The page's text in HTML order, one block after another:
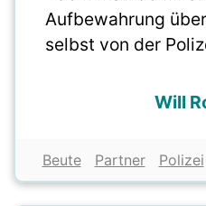
Aufbewahrung
selbst von der
Will
Beute Partner Polizei